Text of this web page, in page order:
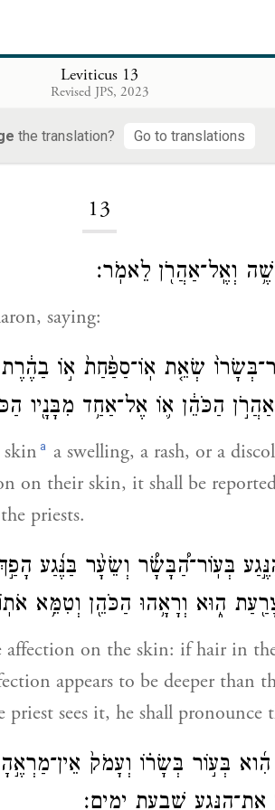
Leviticus 13
Revised JPS, 2023
the translation? Go to translations
13
וְאֶֽל־אַהֲרֹ֖ן לֵאמֹֽר׃
saying:
שְׂאֵ֤ת אֽוֹ־סַפַּ֙חַת֙ א֣וֹ בַהֶ֔רֶת
הַכֹּהֵ֔ן א֛וֹ אֶל־אַחַ֥ד מִבָּנָ֖יו
a a swelling, a rash, or a
on their skin, it shall be
priests.
בְּעֽוֹר־הַ֠בָּשָׂ֠ר וְשֵׂעָ֨ר בַּנֶּ֜גַע הָפַ֣ךְ
ה֑וּא וְרָאָ֥הוּ הַכֹּהֵ֖ן וְטִמֵּ֥א
affection on the skin: if hair in
appears to be deeper than
sees it, he shall pronounce
בְּע֣וֹר בְּשָׂר֗וֹ וְעָמֹק֙